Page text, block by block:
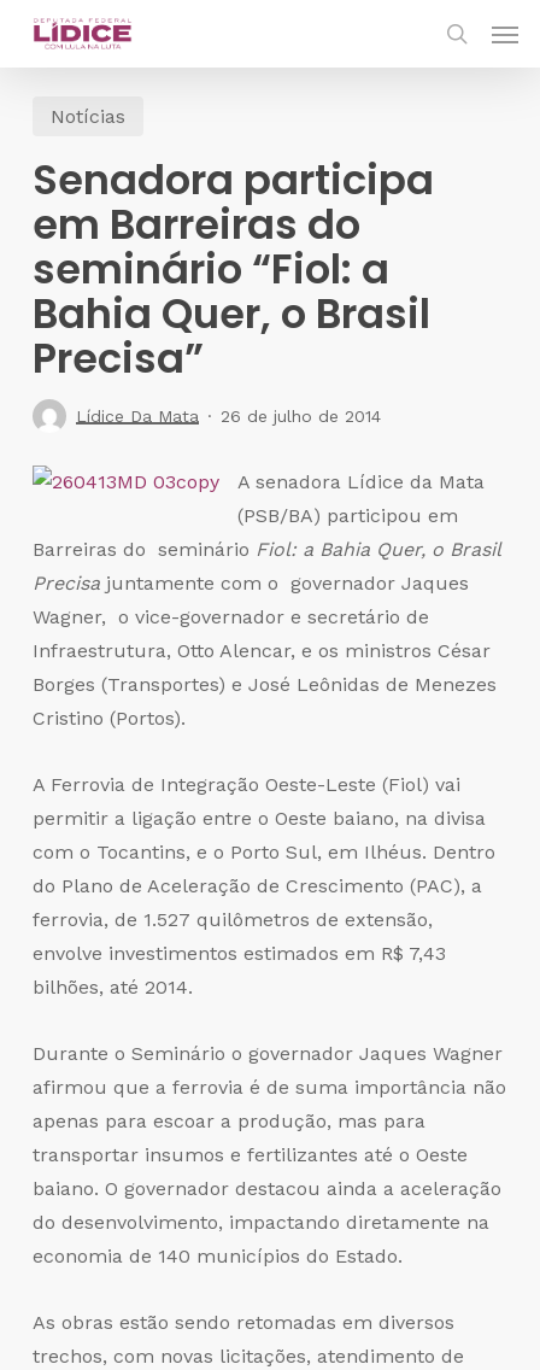
Skip
contentNotícias
Senadora participa
em Barreiras do
seminário “Fiol: a
Bahia Quer, o Brasil
Precisa”
Lídice Da Mata 26 de julho de 2014
A senadora Lídice da Mata
(PSB/BA) participou em
Barreiras do seminário Fiol: a Bahia Quer, o Brasil
Precisa juntamente com o governador Jaques
Wagner, o vice-governador e secretário de
Infraestrutura, Otto Alencar, e os ministros César
Borges (Transportes) e José Leônidas de Menezes
Cristino (Portos).
A Ferrovia de Integração Oeste-Leste (Fiol) vai
permitir a ligação entre o Oeste baiano, na divisa
com o Tocantins, e o Porto Sul, em Ilhéus. Dentro
do Plano de Aceleração de Crescimento (PAC), a
ferrovia, de 1.527 quilômetros de extensão,
envolve investimentos estimados em R$ 7,43
bilhões, até 2014.
Durante o Seminário o governador Jaques Wagner
afirmou que a ferrovia é de suma importância não
apenas para escoar a produção, mas para
transportar insumos e fertilizantes até o Oeste
baiano. O governador destacou ainda a aceleração
do desenvolvimento, impactando diretamente na
economia de 140 municípios do Estado.
As obras estão sendo retomadas em diversos
trechos, com novas licitações, atendimento de